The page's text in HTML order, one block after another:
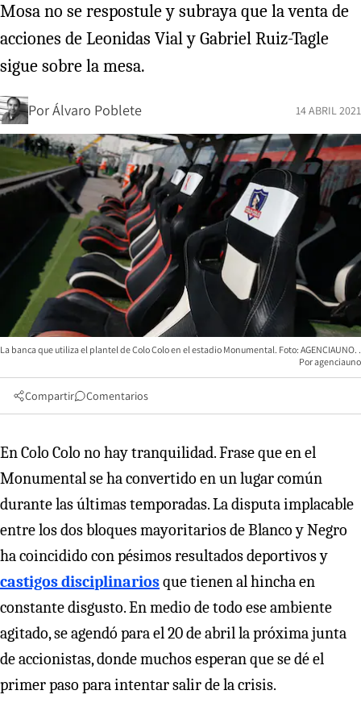
Mosa no se respostule y subraya que la venta de
acciones de Leonidas Vial y Gabriel Ruiz-Tagle
sigue sobre la mesa.
PorÁlvaro Poblete 14 ABRIL 2021
La banca que utiliza el plantel de Colo Colo en el estadio Monumental. Foto: AGENCIAUNO.
agenciauno
Compartir Comentarios
En Colo Colo no hay tranquilidad. Frase que en el
Monumental se ha convertido en un lugar común
durante las últimas temporadas. La disputa implacable
entre los dos bloques mayoritarios de Blanco y Negro
ha coincidido con pésimos resultados deportivos y
castigos disciplinariosque tienen al hincha en
constante disgusto. En medio de todo ese ambiente
agitado, se agendó para el 20 de abril la próxima junta
de accionistas, donde muchos esperan que se dé el
primer paso para intentar salir de la crisis.